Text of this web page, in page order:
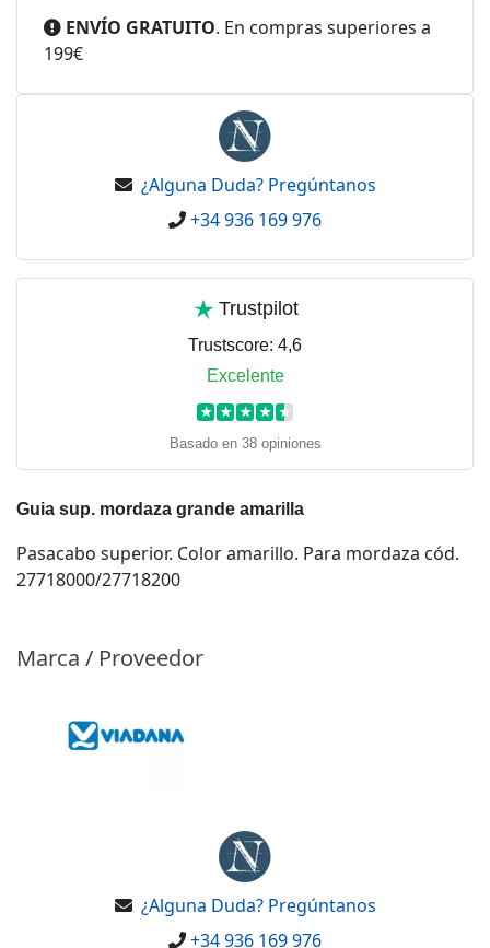
ENVÍO GRATUITO. En compras superiores a
199€
¿Alguna Duda? Pregúntanos
+34 936 169 976
Trustpilot
Trustscore: 4,6
Excelente
★ ★ ★ ★ ★
Basado en 38 opiniones
Guia sup. mordaza grande amarilla
Pasacabo superior. Color amarillo. Para mordaza cód.
27718000/27718200
Marca / Proveedor
¿Alguna Duda? Pregúntanos
+34 936 169 976